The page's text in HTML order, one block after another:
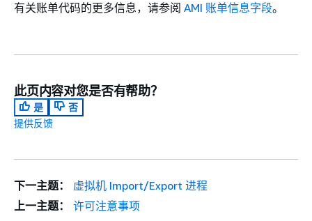
有关账单代码的更多信息，请参阅 AMI 账单信息字段。
此页内容对您是否有帮助？
是
否
提供反馈
下一主题：
虚拟机 Import/Export 进程
上一主题：
许可注意事项